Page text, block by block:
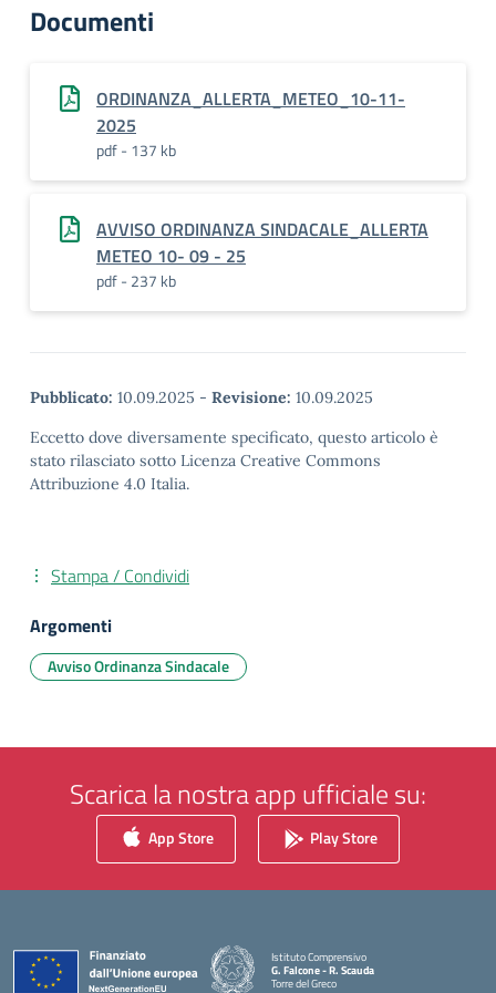
Documenti
ORDINANZA_ALLERTA_METEO_10-11-
2025
pdf - 137 kb
AVVISO ORDINANZA SINDACALE_ALLERTA
METEO 10- 09 - 25
pdf - 237 kb
Pubblicato: 10.09.2025 - Revisione: 10.09.2025
Eccetto dove diversamente specificato, questo articolo è
stato rilasciato sotto Licenza Creative Commons
Attribuzione 4.0 Italia.
Stampa / Condividi
Argomenti
Avviso Ordinanza Sindacale
Scarica la nostra app ufficiale su:
App Store Play Store
Istituto Comprensivo
G. Falcone - R. Scauda
Torre del Greco